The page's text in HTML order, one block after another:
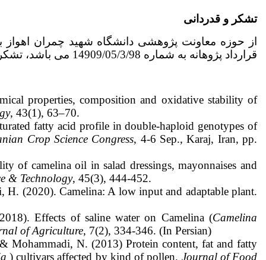
تشکر و قدردانی
از حوزه معاونت پژوهشی دانشگاه شهید چمران
قرارداد پژوهانه به شماره 14909/05/3/98 می باشد، تشکر و قدردانی می‌شود.
properties, composition and oxidative stability of
, 43(1), 63–70.
fatty acid profile in double-haploid genotypes of
Crop Science Congress, 4-6 Sep., Karaj, Iran, pp.
of camelina oil in salad dressings, mayonnaises and
& Technology, 45(3), 444-452.
(2020). Camelina: A low input and adaptable plant.
Effects of saline water on Camelina (Camelina
of Agriculture, 7(2), 334-346. (In Persian)
Mohammadi, N. (2013) Protein content, fat and fatty
) cultivars affected by kind of pollen. Journal of Food